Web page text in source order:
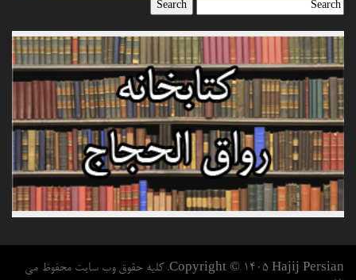
Copyright © 1405 Hajij Persian. کلیه حقوق وب سایت محفوظ می